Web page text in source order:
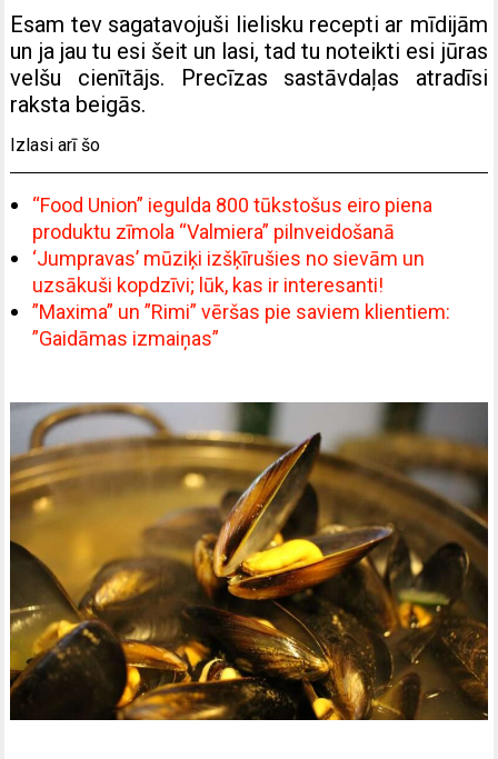
Esam tev sagatavojuši lielisku recepti ar mīdijām
un ja jau tu esi šeit un lasi, tad tu noteikti esi jūras
velšu cienītājs. Precīzas sastāvdaļas atradīsi
raksta beigās.
Izlasi arī šo
“Food Union” iegulda 800 tūkstošus eiro piena
produktu zīmola “Valmiera” pilnveidošanā
‘Jumpravas’ mūziķi izšķīrušies no sievām un
uzsākuši kopdzīvi; lūk, kas ir interesanti!
”Maxima” un ”Rimi” vēršas pie saviem klientiem:
”Gaidāmas izmaiņas”